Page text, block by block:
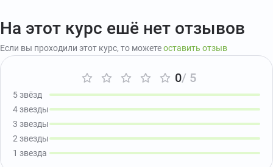
На этот курс ешё нет отзывов
Если вы проходили этот курс, то можетеоставить отзыв
0/ 5
5 звёзд
4 звезды
3 звезды
2 звезды
1 звезда